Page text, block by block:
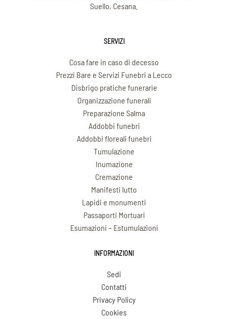
Suello, Cesana.
SERVIZI
Cosa fare in caso di decesso
Prezzi Bare e Servizi Funebri a Lecco
Disbrigo pratiche funerarie
Organizzazione funerali
Preparazione Salma
Addobbi funebri
Addobbi floreali funebri
Tumulazione
Inumazione
Cremazione
Manifesti lutto
Lapidi e monumenti
Passaporti Mortuari
Esumazioni – Estumulazioni
INFORMAZIONI
Sedi
Contatti
Privacy Policy
Cookies